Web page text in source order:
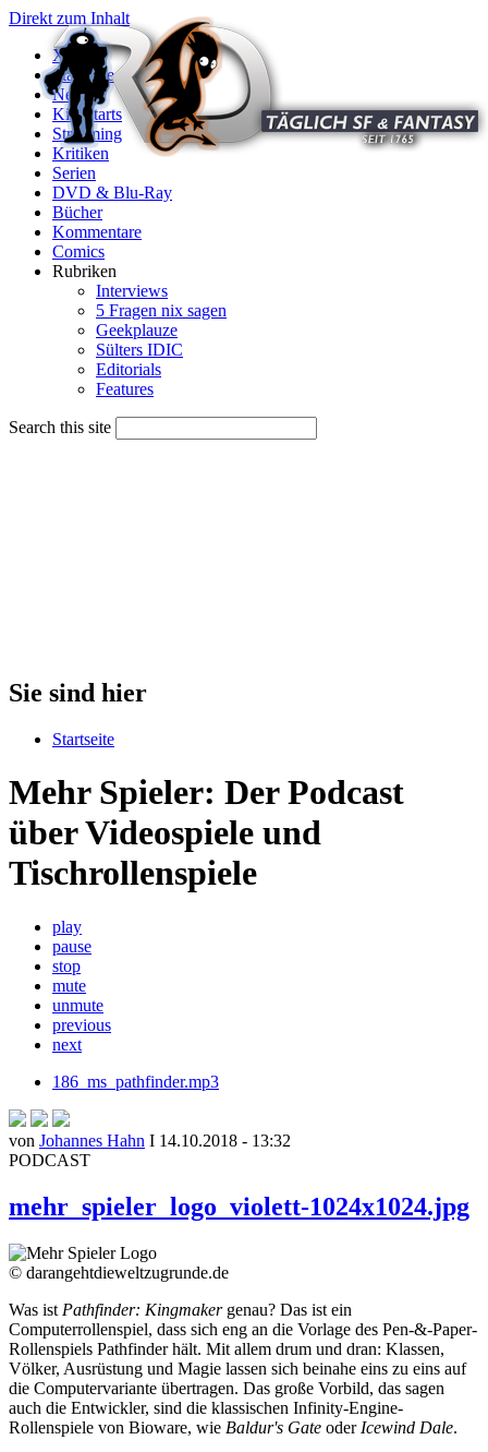
Direkt zum Inhalt
X
Startseite
News
Kinostarts
Streaming
Kritiken
Serien
DVD & Blu-Ray
Bücher
Kommentare
Comics
Rubriken
Interviews
5 Fragen nix sagen
Geekplauze
Sülters IDIC
Editorials
Features
Search this site
Sie sind hier
Startseite
Mehr Spieler: Der Podcast
über Videospiele und
Tischrollenspiele
play
pause
stop
mute
unmute
previous
next
186_ms_pathfinder.mp3
von Johannes Hahn I 14.10.2018 - 13:32
PODCAST
mehr_spieler_logo_violett-1024x1024.jpg
© darangehtdieweltzugrunde.de
Was ist Pathfinder: Kingmakergenau? Das ist ein
Computerrollenspiel, dass sich eng an die Vorlage des Pen-&-Paper-
Rollenspiels Pathfinder hält. Mit allem drum und dran: Klassen,
Völker, Ausrüstung und Magie lassen sich beinahe eins zu eins auf
die Computervariante übertragen. Das große Vorbild, das sagen
auch die Entwickler, sind die klassischen Infinity-Engine-
Rollenspiele von Bioware, wie Baldur's Gate oder Icewind Dale.